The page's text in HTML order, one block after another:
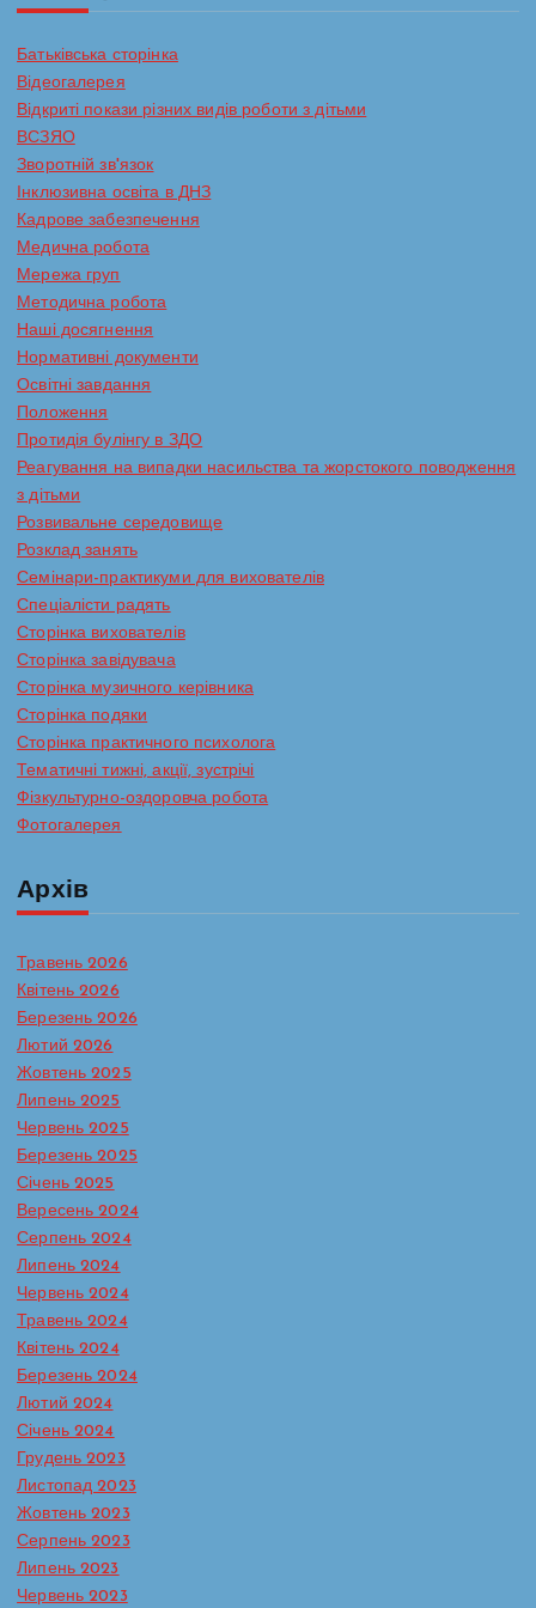
в
Батьківська сторінка
Відеогалерея
Відкриті покази різних видів роботи з дітьми
ВСЗЯО
Зворотній зв'язок
Інклюзивна освіта в ДНЗ
Кадрове забезпечення
Медична робота
Мережа груп
Методична робота
Наші досягнення
Нормативні документи
Освітні завдання
Положення
Протидія булінгу в ЗДО
Реагування на випадки насильства та жорстокого поводження
з дітьми
Розвивальне середовище
Розклад занять
Семінари-практикуми для вихователів
Спеціалісти радять
Сторінка вихователів
Сторінка завідувача
Сторінка музичного керівника
Сторінка подяки
Сторінка практичного психолога
Тематичні тижні, акції, зустрічі
Фізкультурно-оздоровча робота
Фотогалерея
Архів
Травень 2026
Квітень 2026
Березень 2026
Лютий 2026
Жовтень 2025
Липень 2025
Червень 2025
Березень 2025
Січень 2025
Вересень 2024
Серпень 2024
Липень 2024
Червень 2024
Травень 2024
Квітень 2024
Березень 2024
Лютий 2024
Січень 2024
Грудень 2023
Листопад 2023
Жовтень 2023
Серпень 2023
Липень 2023
Червень 2023
поводження з дітьми
Сторінка практичного психолога
Кожна дитина має право на захист
— і вдома, і в школі, і в будь-якому
середовищі, де вона зростає. Та,
на жаль, саме ці середовища іноді
стають джерелом болю. Домашнє
насильство і булінг (цькування) —